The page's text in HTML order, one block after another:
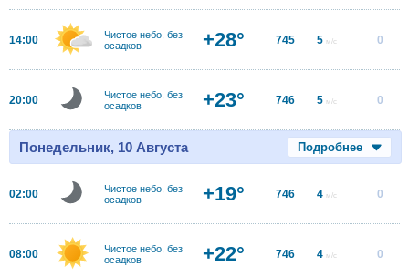
14:00
Чистое небо, без
осадков
+28° 745 5 м/с 0
20:00
Чистое небо, без
осадков
+23° 746 5 м/с 0
Понедельник, 10 Августа Подробнее
02:00
Чистое небо, без
осадков
+19° 746 4 м/с 0
08:00
Чистое небо, без
осадков
+22° 746 4 м/с 0